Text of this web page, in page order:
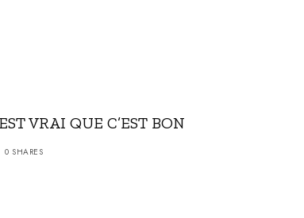
VRAI QUE C’EST BON
0 SHARES